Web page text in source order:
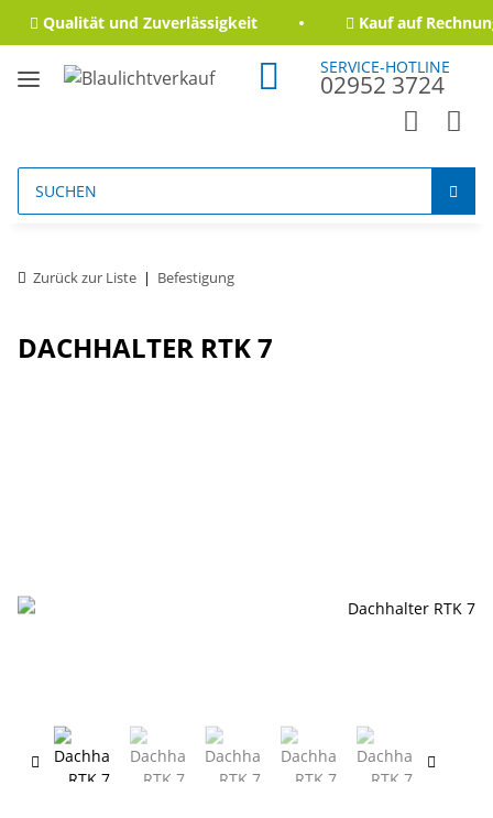
Qualität und Zuverlässigkeit Kauf auf
SERVICE-HOTLINE
02952 3724
Zurück zur Liste Befestigung
DACHHALTER RTK 7